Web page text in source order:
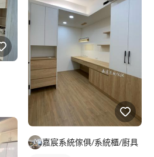
嘉宸系統傢俱/系統櫃/廚具